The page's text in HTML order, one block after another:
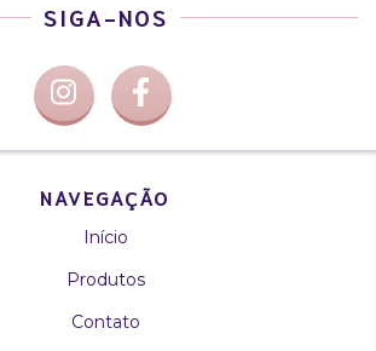
SIGA-NOS
NAVEGAÇÃO
Início
Produtos
Contato